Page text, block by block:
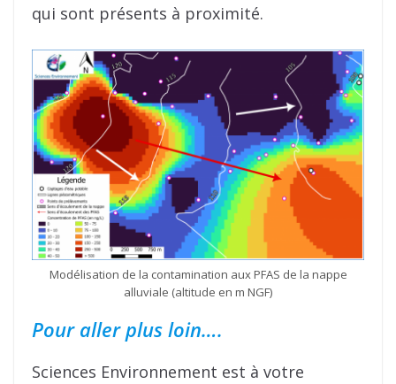
qui sont présents à proximité.
Modélisation de la contamination aux PFAS de la nappe
alluviale (altitude en m NGF)
Pour aller plus loin….
Sciences Environnement est à votre